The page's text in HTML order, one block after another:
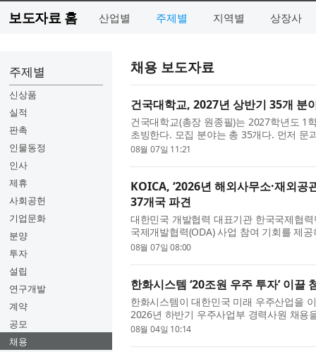
보도자료 홈 산업별 주제별 지역별 상장사
주제별
신상품
실적
판촉
인물동정
인사
제휴
사회공헌
기업문화
분양
투자
설립
연구개발
계약
공모
채용
채용 보도자료
건국대학교, 2027년 상반기 35개 분
건국대학교(총장 원종필)는 2027학년도 1
초빙한다. 모집 분야는 총 35개다. 먼저 문
션/저널리즘 분야 신임 교원을 초빙하며,
08월 07일 11:21
KOICA, ‘2026년 해외사무소·재외
37개국 파견
대한민국 개발협력 대표기관 한국국제협
국제개발협력(ODA) 사업 참여 기회를 제
‘2026년 KOICA 해외사무소 및 재외공관 영
08월 07일 08:00
한화시스템 ‘20조원 우주 투자’ 이끌
한화시스템이 대한민국 미래 우주산업을
2026년 하반기 우주사업부 경력사원 채용
번 채용은 최근 한화그룹이 발표한 국방
08월 04일 10:14